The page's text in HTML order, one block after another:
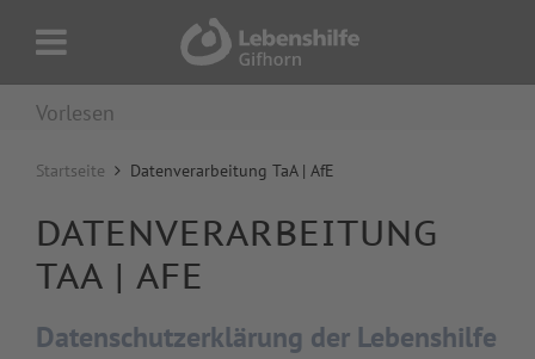
Vorlesen
Startseite Datenverarbeitung TaA | AfE
DATENVERARBEITUNG
TAA | AFE
Datenschutzerklärung der Lebenshilfe